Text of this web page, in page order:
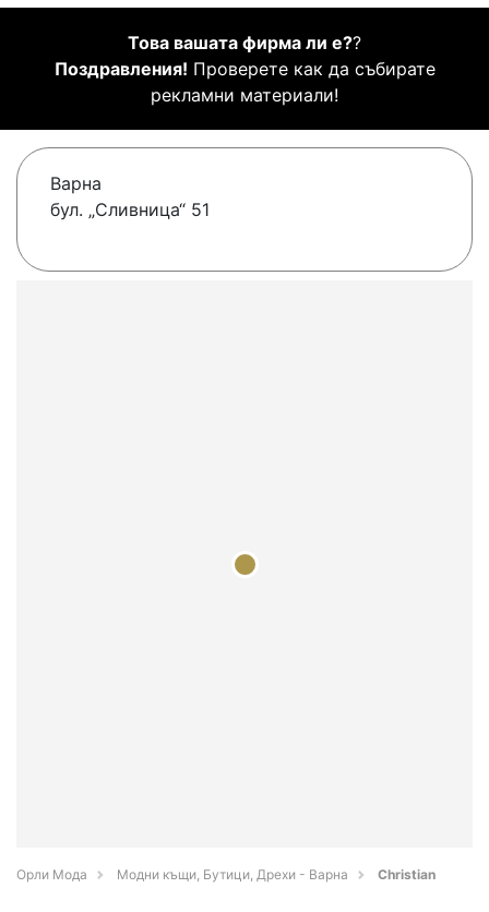
Това вашата фирма ли е??
Поздравления! Проверете как да събирате
рекламни материали!
Варна
бул. „Сливница“ 51
Орли Мода Модни къщи, Бутици, Дрехи - Варна Christian